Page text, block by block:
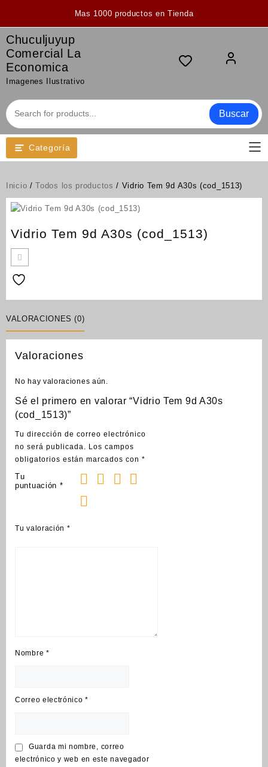
Mas 1000 productos en Tienda
Chuculjuyup
Comercial La
Economica
Imagenes Ilustrativo
Buscar
Categoría
Inicio /Todos los productos / Vidrio Tem 9d A30s (cod_1513)
Vidrio Tem 9d A30s (cod_1513)
VALORACIONES (0)
Valoraciones
No hay valoraciones aún.
Sé el primero en valorar “Vidrio Tem 9d A30s
(cod_1513)”
Tu dirección de correo electrónico
no será publicada.
Los campos
obligatorios están marcados con *
Tu
puntuación *
Tu valoración *
Nombre *
Correo electrónico*
Guarda mi nombre, correo
electrónico y web en este navegador